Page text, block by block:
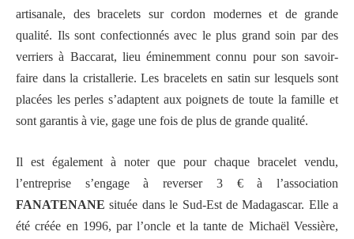
artisanale, des bracelets sur cordon modernes et de grande
qualité. Ils sont confectionnés avec le plus grand soin par des
verriers à Baccarat, lieu éminemment connu pour son savoir-
faire dans la cristallerie. Les bracelets en satin sur lesquels sont
placées les perles s’adaptent aux poignets de toute la famille et
sont garantis à vie, gage une fois de plus de grande qualité.
Il est également à noter que pour chaque bracelet vendu,
l’entreprise s’engage à reverser 3 € à l’association
FANATENANE située dans le Sud-Est de Madagascar. Elle a
été créée en 1996, par l’oncle et la tante de Michaël Vessière,